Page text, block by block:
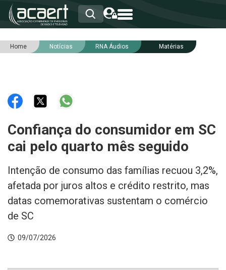
HOME
RNA
NOTÍCIAS
SERVIÇOS
INTEGRIDADE
Home Notícias RNA Áudios Matérias
Confiança do consumidor em SC
cai pelo quarto mês seguido
Intenção de consumo das famílias recuou 3,2%,
afetada por juros altos e crédito restrito, mas
datas comemorativas sustentam o comércio
de SC
09/07/2026